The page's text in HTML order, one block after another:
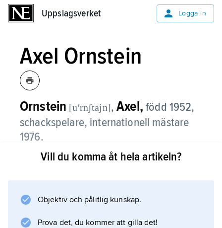
Uppslagsverket Logga in
Axel Ornstein
Ornstein [uʹrnʃtajn],Axel, född 1952,
schackspelare, internationell mästare
1976.
O. var under 1970-talet Sveriges näst efter Ulf
mest framgångsrika SM-deltagare med sju
Vill du komma åt hela artikeln?
Objektiv och pålitlig kunskap.
Prova det, du kommer att gilla det!